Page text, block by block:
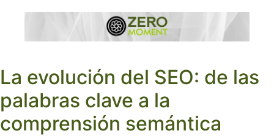
La evolución del SEO: de las
palabras clave a la
comprensión semántica